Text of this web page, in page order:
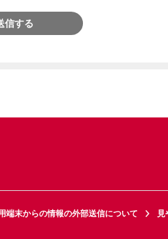
信する
端末からの情報の外部送信について
見